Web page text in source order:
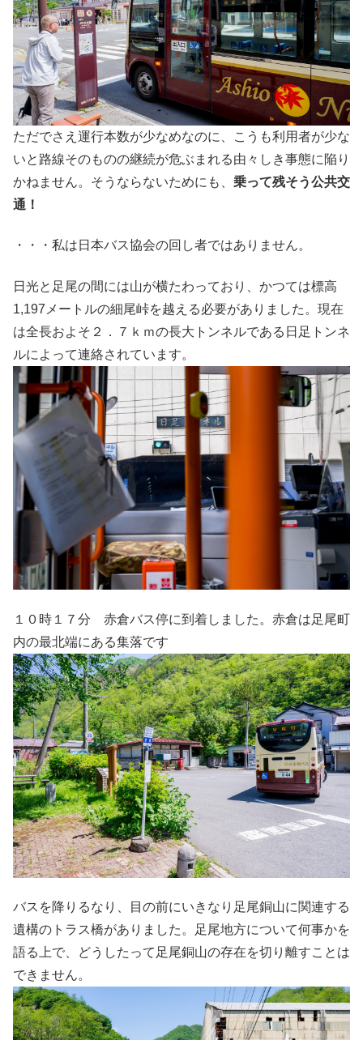
ただでさえ運行本数が少なめなのに、こうも利用者が少な
いと路線そのものの継続が危ぶまれる由々しき事態に陥り
かねません。そうならないためにも、 乗って残そう公共交
通！
・・・私は日本バス協会の回し者ではありません。
日光と足尾の間には山が横たわっており、かつては標高
1,197メートルの細尾峠を越える必要がありました。現在
は全長およそ２．７ｋｍの長大トンネルである日足トンネ
ルによって連絡されています。
１０時１７分 赤倉バス停に到着しました。赤倉は足尾町
内の最北端にある集落です
バスを降りるなり、目の前にいきなり足尾銅山に関連する
遺構のトラス橋がありました。足尾地方について何事かを
語る上で、どうしたって足尾銅山の存在を切り離すことは
できません。